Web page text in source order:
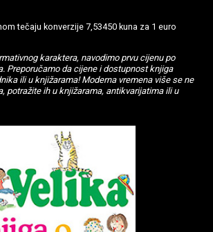
tečaju konverzije 7,53450 kuna za 1 euro
karaktera, navodimo prvu cijenu po
Preporučamo da cijene i dostupnost knjiga
ili u knjižarama! Moderna vremena više se ne
potražite ih u knjižarama, antikvarijatima ili u